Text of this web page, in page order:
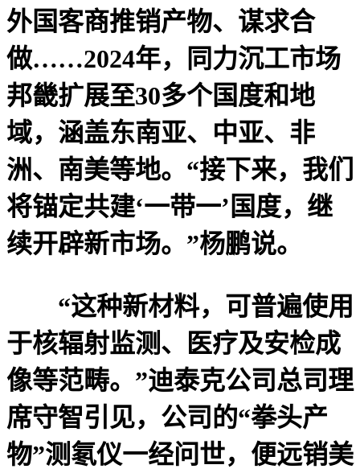
外国客商推销产物、谋求合
做……2024年，同力沉工市场
邦畿扩展至30多个国度和地
域，涵盖东南亚、中亚、非
洲、南美等地。“接下来，我们
将锚定共建‘一带一’国度，继
续开辟新市场。”杨鹏说。
“这种新材料，可普遍使用
于核辐射监测、医疗及安检成
像等范畴。”迪泰克公司总司理
席守智引见，公司的“拳头产
物”测氡仪一经问世，便远销美